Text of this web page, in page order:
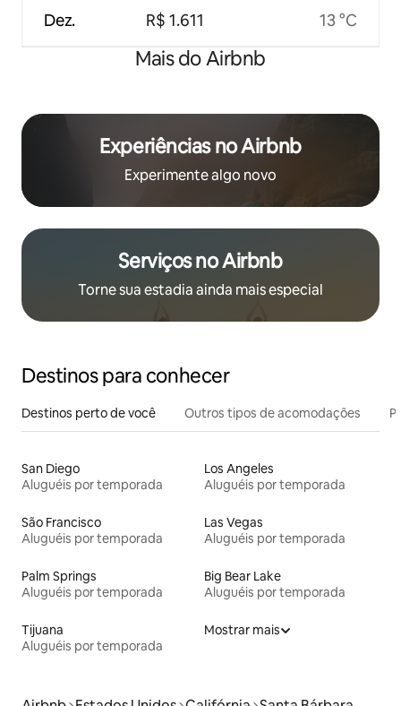
Dez. R$ 1.611 13 °C
Mais do Airbnb
Experiências no Airbnb
Experimente algo novo
Serviços no Airbnb
Torne sua estadia ainda mais especial
Destinos para conhecer
Destinos perto de você Outros tipos de acomodações
San Diego
Aluguéis por temporada
Los Angeles
Aluguéis por temporada
São Francisco
Aluguéis por temporada
Las Vegas
Aluguéis por temporada
Palm Springs
Aluguéis por temporada
Big Bear Lake
Aluguéis por temporada
Tijuana
Aluguéis por temporada
Mostrar mais